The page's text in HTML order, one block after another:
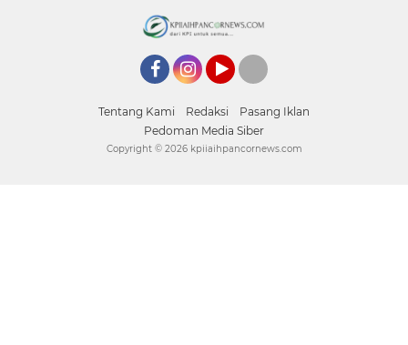
Tentang Kami Redaksi
Pasang Iklan
Pedoman Media Siber
Copyright © 2026 kpiiaihpancornews.com